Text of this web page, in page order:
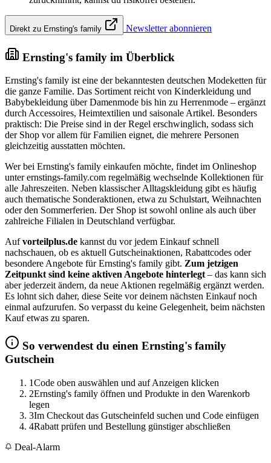
Direkt zu Ernsting's family Newsletter abonnieren
Ernsting's family im Überblick
Ernsting's family ist eine der bekanntesten deutschen Modeketten für
die ganze Familie. Das Sortiment reicht von Kinderkleidung und
Babybekleidung über Damenmode bis hin zu Herrenmode – ergänzt
durch Accessoires, Heimtextilien und saisonale Artikel. Besonders
praktisch: Die Preise sind in der Regel erschwinglich, sodass sich
der Shop vor allem für Familien eignet, die mehrere Personen
gleichzeitig ausstatten möchten.
Wer bei Ernsting's family einkaufen möchte, findet im Onlineshop
unter ernstings-family.com regelmäßig wechselnde Kollektionen für
alle Jahreszeiten. Neben klassischer Alltagskleidung gibt es häufig
auch thematische Sonderaktionen, etwa zu Schulstart, Weihnachten
oder den Sommerferien. Der Shop ist sowohl online als auch über
zahlreiche Filialen in Deutschland verfügbar.
Aufvorteilplus.de kannst du vor jedem Einkauf schnell
nachschauen, ob es aktuell Gutscheinaktionen, Rabattcodes oder
besondere Angebote für Ernsting's family gibt. Zum jetzigen
Zeitpunkt sind keine aktiven Angebote hinterlegt – das kann sich
aber jederzeit ändern, da neue Aktionen regelmäßig ergänzt werden.
Es lohnt sich daher, diese Seite vor deinem nächsten Einkauf noch
einmal aufzurufen. So verpasst du keine Gelegenheit, beim nächsten
Kauf etwas zu sparen.
So verwendest du einen Ernsting's family
Gutschein
1Code oben auswählen und auf Anzeigen klicken
2Ernsting's family öffnen und Produkte in den Warenkorb
legen
3Im Checkout das Gutscheinfeld suchen und Code einfügen
4Rabatt prüfen und Bestellung günstiger abschließen
Deal-Alarm